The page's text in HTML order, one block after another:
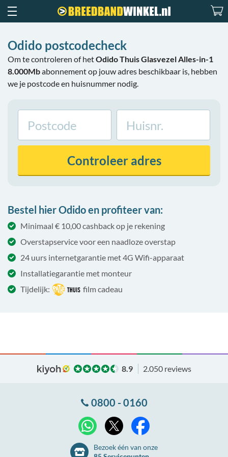
Odido postcodecheck
Om te controleren of hetOdido Thuis Glasvezel Alles-in-1
8.000Mbabonnement op jouw adres beschikbaar is, hebben
we je postcode en huisnummer nodig.
Controleeradres
Bestel hier Odido en profiteer van:
Minimaal € 10,00 cashback op je rekening
Overstapservice voor een naadloze overstap
24 uurs internetgarantie met 4G Wifi-apparaat
Installatiegarantie met monteur
Tijdelijk:
film cadeau
8.9 2.050 reviews
0800 - 0160
WhatsApp
Bezoek één van onze